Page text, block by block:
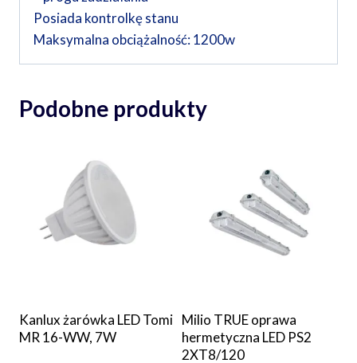
Posiada kontrolkę stanu
Maksymalna obciążalność: 1200w
Podobne produkty
Kanlux żarówka LED Tomi
MR 16-WW, 7W
Milio TRUE oprawa
hermetyczna LED PS2
2XT8/120